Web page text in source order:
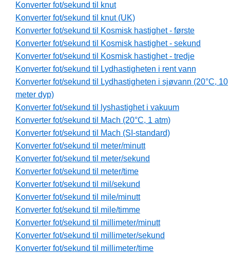
Konverter fot/sekund til knut
Konverter fot/sekund til knut (UK)
Konverter fot/sekund til Kosmisk hastighet - første
Konverter fot/sekund til Kosmisk hastighet - sekund
Konverter fot/sekund til Kosmisk hastighet - tredje
Konverter fot/sekund til Lydhastigheten i rent vann
Konverter fot/sekund til Lydhastigheten i sjøvann (20°C, 10
meter dyp)
Konverter fot/sekund til lyshastighet i vakuum
Konverter fot/sekund til Mach (20°C, 1 atm)
Konverter fot/sekund til Mach (SI-standard)
Konverter fot/sekund til meter/minutt
Konverter fot/sekund til meter/sekund
Konverter fot/sekund til meter/time
Konverter fot/sekund til mil/sekund
Konverter fot/sekund til mile/minutt
Konverter fot/sekund til mile/timme
Konverter fot/sekund til millimeter/minutt
Konverter fot/sekund til millimeter/sekund
Konverter fot/sekund til millimeter/time